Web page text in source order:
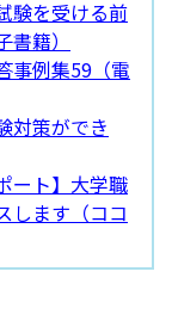
験を受ける前
籍）
事例集59（電
対策ができ
ート】大学職
します（ココ